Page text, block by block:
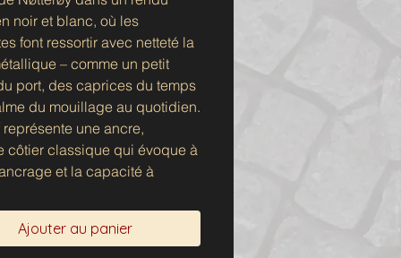
noir et blanc, où les
font ressortir avec netteté la
– comme un petit
port, des caprices du temps
du mouillage au quotidien.
représente une ancre,
côtier classique qui évoque à
et la capacité à
est limitée à 50
Ajouter au panier